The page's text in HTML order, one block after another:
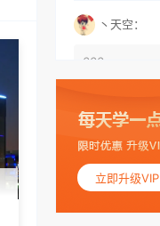
丶天空：
666
丶天空：
555
立即升级VIP